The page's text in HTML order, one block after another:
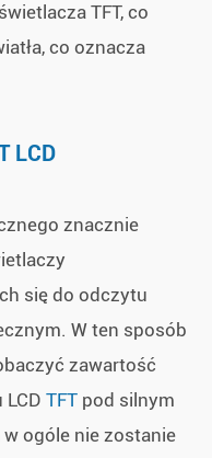
TFT, co
co oznacza
LCD
znacznie
się do odczytu
W ten sposób
zawartość
LCDTFT pod silnym
ogóle nie zostanie